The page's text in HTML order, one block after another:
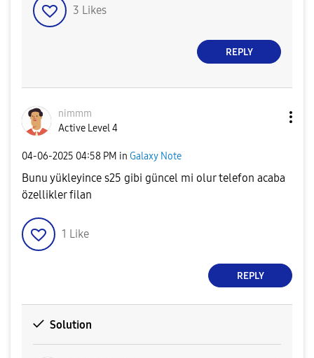
3 Likes
REPLY
nimmm
Active Level 4
‎04-06-2025 04:58 PM in Galaxy Note
Bunu yükleyince s25 gibi güncel mi olur telefon acaba
özellikler filan
1 Like
REPLY
Solution